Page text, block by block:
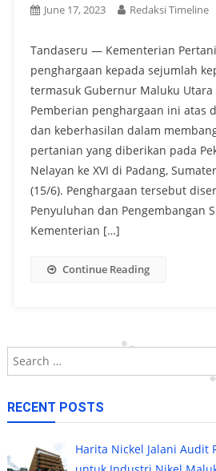
June 17, 2023 Redaksi Timeline
Tandaseru — Kementerian
penghargaan kepada sejumlah
termasuk Gubernur Maluku Utara
Pemberian penghargaan ini atas
dan keberhasilan dalam
pertanian yang diberikan pada
Nelayan ke XVI di Padang,
(15/6). Penghargaan tersebut
Penyuluhan dan Pengembangan
Kementerian […]
Continue Reading
RECENT POSTS
Harita Nickel Jalani Audit